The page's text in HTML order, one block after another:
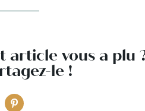
article vous a plu
le !